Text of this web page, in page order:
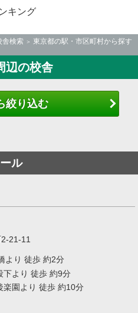
キング
舎検索
東京都の駅・市区町村から探す
辺の校舎
絞り込む
ル
21-11
より 徒歩 約2分
下より 徒歩 約9分
楽園より 徒歩 約10分